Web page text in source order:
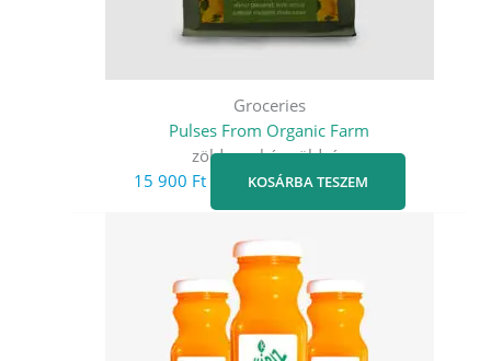
Groceries
Pulses From Organic Farm
zöld zacskós zöldség
15 900 Ft KOSÁRBA TESZEM